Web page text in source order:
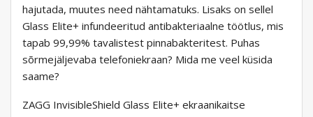
hajutada, muutes need nähtamatuks. Lisaks on sellel
Glass Elite+ infundeeritud antibakteriaalne töötlus, mis
tapab 99,99% tavalistest pinnabakteritest. Puhas
sõrmejäljevaba telefoniekraan? Mida me veel küsida
saame?
ZAGG InvisibleShield Glass Elite+ ekraanikaitse